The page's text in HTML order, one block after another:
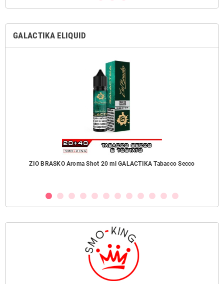
GALACTIKA ELIQUID
ZIO BRASKO Aroma Shot 20 ml GALACTIKA Tabacco Secco